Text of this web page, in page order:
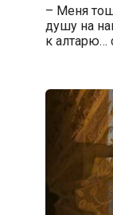
– Меня
душу на
к алтарю…